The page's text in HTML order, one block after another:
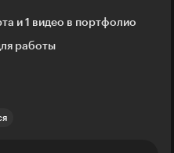
и 1 видео в портфолио
работы